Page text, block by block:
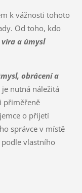
k vážnosti tohoto
Od toho, kdo
víra a úmysl
obrácení a
nutná náležitá
přiměřeně
o přijetí
správce v místě
vlastního